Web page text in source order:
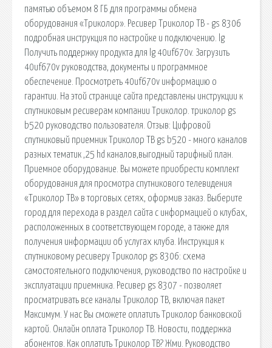
памятью объемом 8 ГБ для программы обмена
оборудования «Триколор». Ресивер Триколор ТВ - gs 8306
подробная инструкция по настройке и подключению. lg
Получить поддержку продукта для lg 40uf670v. Загрузить
40uf670v руководства, документы и программное
обеспечение. Просмотреть 40uf670v информацию о
гарантии. На этой странице сайта представлены инструкции к
спутниковым ресиверам компании Триколор. триколор gs
b520 руководство пользователя. Отзыв: Цифровой
спутниковый приемник Триколор ТВ gs b520 - много каналов
разных тематик ,25 hd каналов,выгодный тарифный план.
Приемное оборудование. Вы можете приобрести комплект
оборудования для просмотра спутникового телевидения
«Триколор ТВ» в торговых сетях, оформив заказ. Выберите
город для перехода в раздел сайта с информацией о клубах,
расположенных в соответствующем городе, а также для
получения информации об услугах клуба. Инструкция к
спутниковому ресиверу Триколор gs 8306: схема
самостоятельного подключения, руководство по настройке и
эксплуатации приемника. Ресивер gs 8307 - позволяет
просматривать все каналы Триколор ТВ, включая пакет
Максимум. У нас Вы сможете оплатить Триколор банковской
картой. Онлайн оплата Триколор ТВ. Новости, поддержка
абонентов. Как оплатить Триколор ТВ? Жми. Руководство